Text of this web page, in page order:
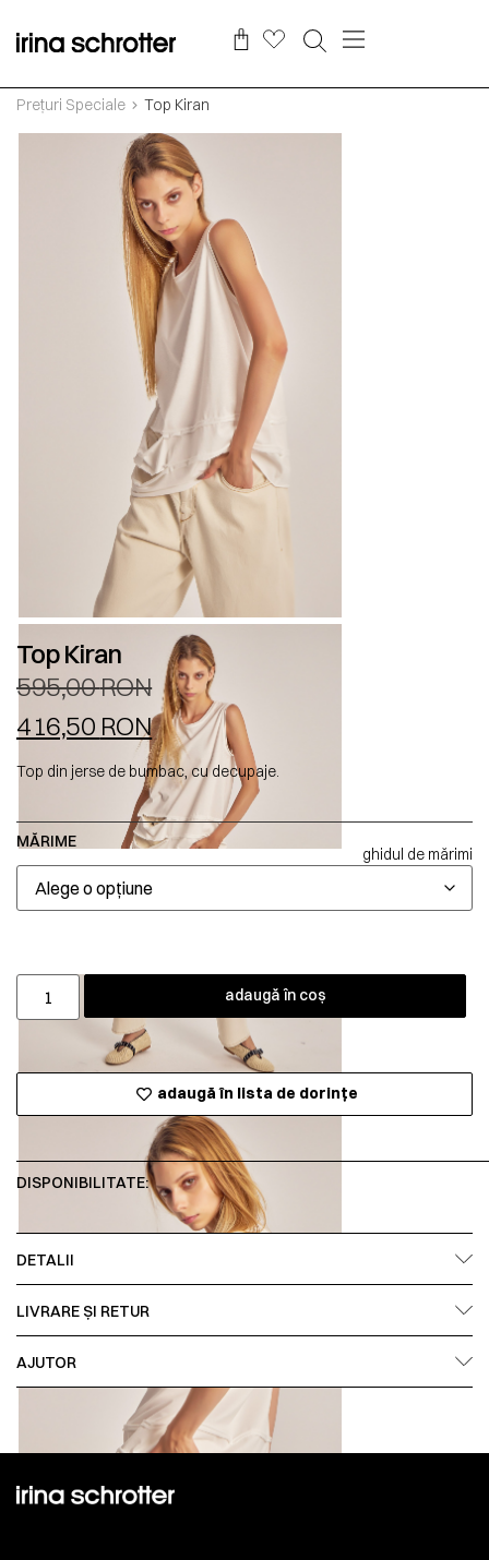
Prețuri Speciale Top Kiran
Top Kiran
595,00RON
416,50 RON
Top din jerse de bumbac, cu decupaje.
MĂRIME
ghidul de mărimi
adaugă în coș
adaugă în lista de dorințe
DISPONIBILITATE:
DETALII
LIVRARE ȘI RETUR
AJUTOR